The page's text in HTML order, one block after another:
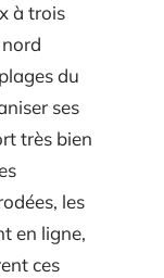
à trois
du
ses
très bien
les
en ligne,
ces